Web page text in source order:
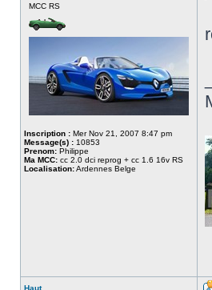
MCC RS
Inscription : Mer Nov 21, 2007 8:47 pm
Message(s) : 10853
Prenom: Philippe
Ma MCC: cc 2.0 dci reprog + cc 1.6 16v RS
Localisation:Ardennes Belge
Haut